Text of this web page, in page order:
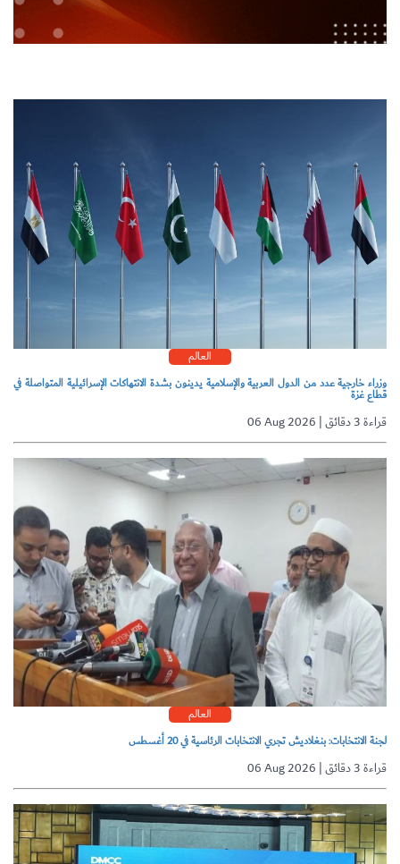
العالم
وزراء خارجية عدد من الدول العربية والإسلامية يدينون بشدة الانتهاكات الإسرائيلية المتواصلة في
قطاع غزة
06 Aug 2026 | قراءة 3 دقائق
العالم
لجنة الانتخابات: بنغلاديش تجري الانتخابات الرئاسية في 20 أغسطس
06 Aug 2026 | قراءة 3 دقائق